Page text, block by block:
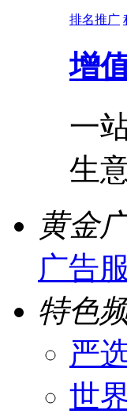
排名推广
增
一
生
黄金
广告
特色
严
世